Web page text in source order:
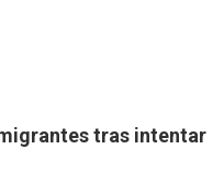
tras intentar